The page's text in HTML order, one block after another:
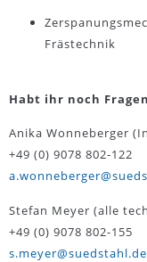
Frästechnik
Habt ihr noch
Anika Wonneberger
+49 (0) 9078 802-122
Stefan Meyer (alle
+49 (0) 9078 802-155
s.meyer@suedstahl.de